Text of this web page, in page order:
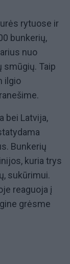
rytuose ir
bunkerių,
nuo
Taip
ilgio
bei Latvija,
Bunkerių
kuria trys
sukūrimui.
reaguoja į
grėsme